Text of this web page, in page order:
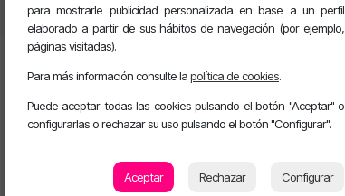
MJ
SECCIONES
Playlist
para mostrarle publicidad personalizada en base a un perfil
elaborado a partir de sus hábitos de navegación (por ejemplo,
páginas visitadas).
Para más información consulte lapolítica de cookies.
Puede aceptar todas las cookies pulsando el botón "Aceptar" o
configurarlas o rechazar su uso pulsando el botón "Configurar".
Aceptar Rechazar Configurar